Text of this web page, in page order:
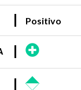
Positivo